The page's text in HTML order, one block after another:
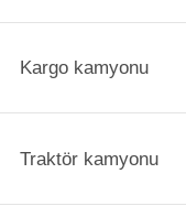
Kargo kamyonu
Traktör kamyonu